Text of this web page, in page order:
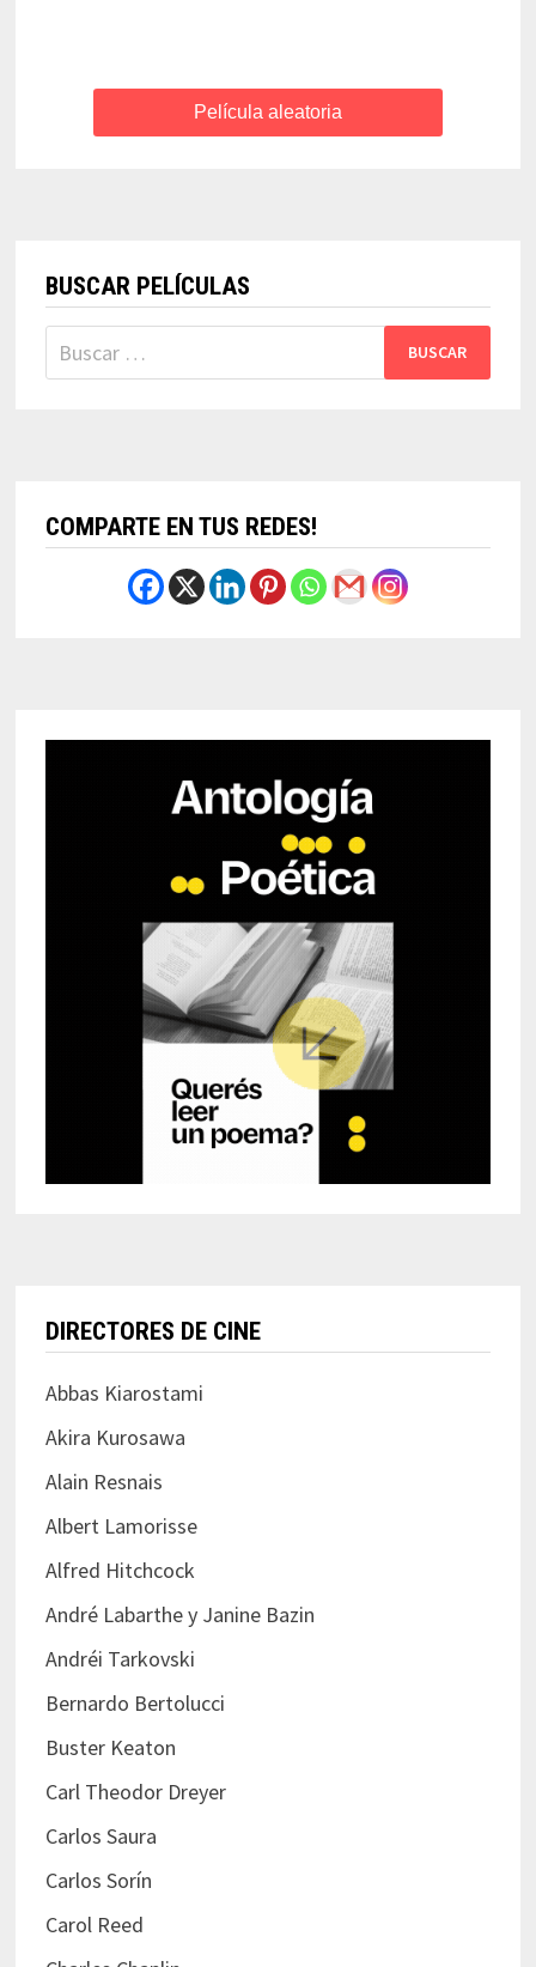
Película aleatoria
BUSCAR PELÍCULAS
Buscar:
COMPARTE EN TUS REDES!
DIRECTORES DE CINE
Abbas Kiarostami
Akira Kurosawa
Alain Resnais
Albert Lamorisse
Alfred Hitchcock
André Labarthe y Janine Bazin
Andréi Tarkovski
Bernardo Bertolucci
Buster Keaton
Carl Theodor Dreyer
Carlos Saura
Carlos Sorín
Carol Reed